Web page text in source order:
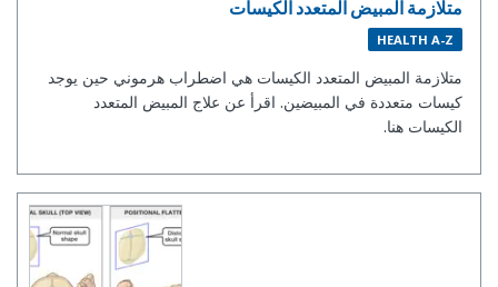
متلازمة المبيض المتعدد الكيسات
HEALTH A-Z
متلازمة المبيض المتعدد الكيسات هي اضطراب هرموني حين يوجد
كيسات متعددة في المبيضين. اقرأ عن علاج المبيض المتعدد
الكيسات هنا.